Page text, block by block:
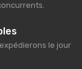
le jour